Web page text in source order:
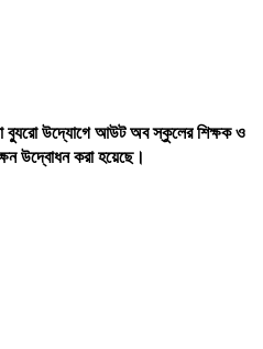
ব্যুরোউদ্যোগেআউটঅবস্কুলেরশিক্ষকও
উদ্বোধনকরাহয়েছে।